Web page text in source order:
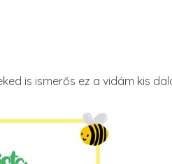
is ismerős ez a vidám kis